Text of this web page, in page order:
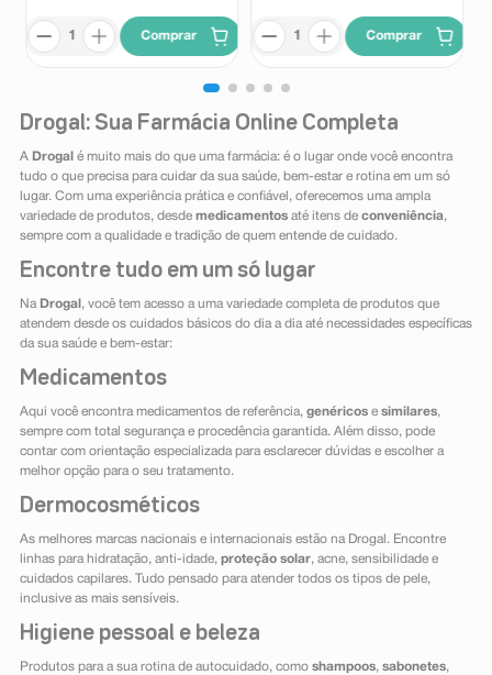
Comprar Comprar
Drogal: Sua Farmácia Online Completa
A Drogal é muito mais do que uma farmácia: é o lugar onde você encontra
tudo o que precisa para cuidar da sua saúde, bem-estar e rotina em um só
lugar. Com uma experiência prática e confiável, oferecemos uma ampla
variedade de produtos, desde medicamentosaté itens de conveniência,
sempre com a qualidade e tradição de quem entende de cuidado.
Encontre tudo em um só lugar
Na Drogal , você tem acesso a uma variedade completa de produtos que
atendem desde os cuidados básicos do dia a dia até necessidades específicas
da sua saúde e bem-estar:
Medicamentos
Aqui você encontra medicamentos de referência, genéricose similares,
sempre com total segurança e procedência garantida. Além disso, pode
contar com orientação especializada para esclarecer dúvidas e escolher a
melhor opção para o seu tratamento.
Dermocosméticos
As melhores marcas nacionais e internacionais estão na Drogal. Encontre
linhas para hidratação, anti-idade, proteção solar, acne, sensibilidade e
cuidados capilares. Tudo pensado para atender todos os tipos de pele,
inclusive as mais sensíveis.
Higiene pessoal e beleza
Produtos para a sua rotina de autocuidado, como shampoos, sabonetes,